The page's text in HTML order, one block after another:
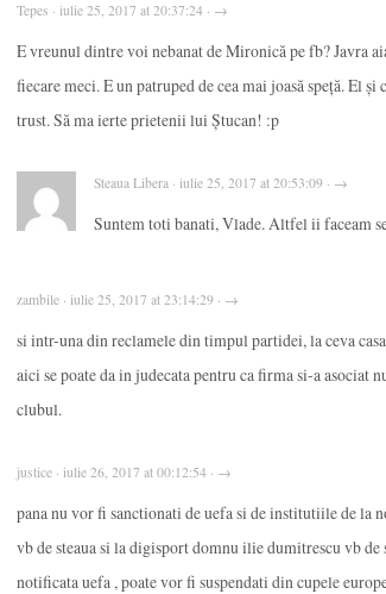
Tepes · iulie 25, 2017 at 20:37:24 · →
E vreunul dintre voi nebanat de Mironică pe fb? Javra
fiecare meci. E un patruped de cea mai joasă speță. El și
trust. Să ma ierte prietenii lui Ștucan! :p
Steaua Libera · iulie 25, 2017 at 20:53:09 · →
Suntem toti banati, Vlade. Altfel ii faceam
zambile · iulie 25, 2017 at 23:14:29 · →
si intr-una din reclamele din timpul partidei, la ceva
aici se poate da in judecata pentru ca firma si-a asociat
clubul.
justice · iulie 26, 2017 at 00:12:54 · →
pana nu vor fi sanctionati de uefa si de institutiile de la
vb de steaua si la digisport domnu ilie dumitrescu vb
notificata uefa , poate vor fi suspendati din cupele